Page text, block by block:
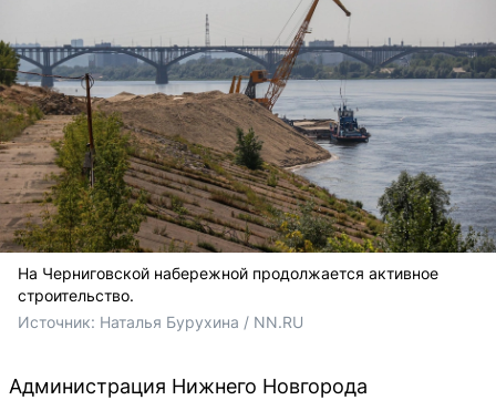
На Черниговской набережной продолжается активное
строительство.
Источник: Наталья Бурухина / NN.RU
Администрация Нижнего Новгорода